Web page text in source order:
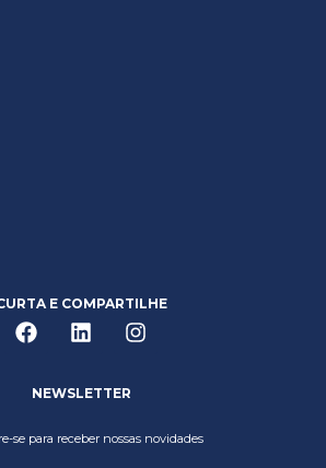
E COMPARTILHE
NEWSLETTER
se para receber nossas novidades